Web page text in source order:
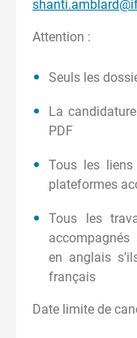
Attention :
Seuls les
La
PDF
Tous les
plateformes
Tous les
en anglais
français
Date limite de